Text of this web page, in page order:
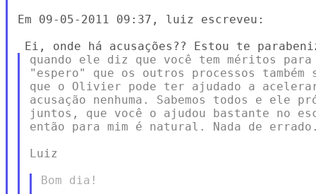
Em 09-05-2011 09:37, luiz escreveu:
quando ele diz que você tem méritos
"espero" que os outros processos também
que o Olivier pode ter ajudado a acelerar
acusação nenhuma. Sabemos todos e ele
juntos, que você o ajudou bastante no
então para mim é natural. Nada de
Luiz
Bom dia!